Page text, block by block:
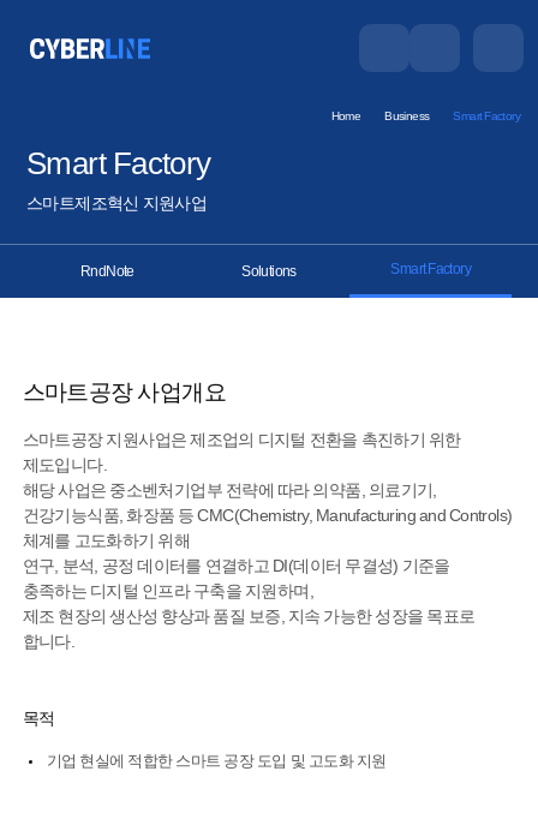
SaaS Cloud
Smart Factory
Smart Factory
스마트제조혁신 지원사업
Home Business Smart Factory
RndNote Solutions Smart Factory
스마트공장 사업개요
스마트공장 지원사업은 제조업의 디지털 전환을 촉진하기 위한
제도입니다.
해당 사업은 중소벤처기업부 전략에 따라 의약품, 의료기기,
건강기능식품, 화장품 등 CMC(Chemistry, Manufacturing and Controls)
체계를 고도화하기 위해
연구, 분석, 공정 데이터를 연결하고 DI(데이터 무결성) 기준을
충족하는 디지털 인프라 구축을 지원하며,
제조 현장의 생산성 향상과 품질 보증, 지속 가능한 성장을 목표로
합니다.
목적
기업 현실에 적합한 스마트 공장 도입 및 고도화 지원